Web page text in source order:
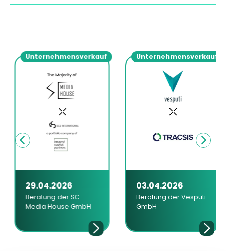
Unternehmensverkauf
29.04.2026
Beratung der SC
Media House GmbH
Unternehmensverkauf
03.04.2026
Beratung der Vesputi
GmbH